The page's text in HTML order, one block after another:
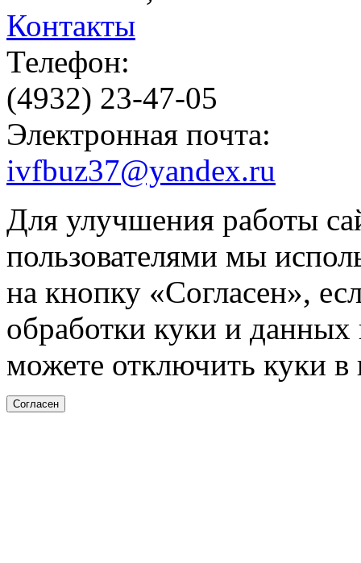
Контакты
Телефон:
(4932) 23-47-05
Электронная почта:
ivfbuz37@yandex.ru
Для улучшения работы
пользователями мы
на кнопку «Согласен»,
обработки куки и данных
можете отключить куки в
Согласен